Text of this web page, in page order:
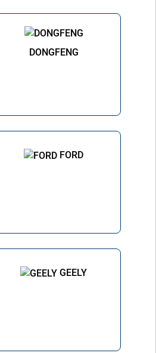
DONGFENG
FORD
GEELY